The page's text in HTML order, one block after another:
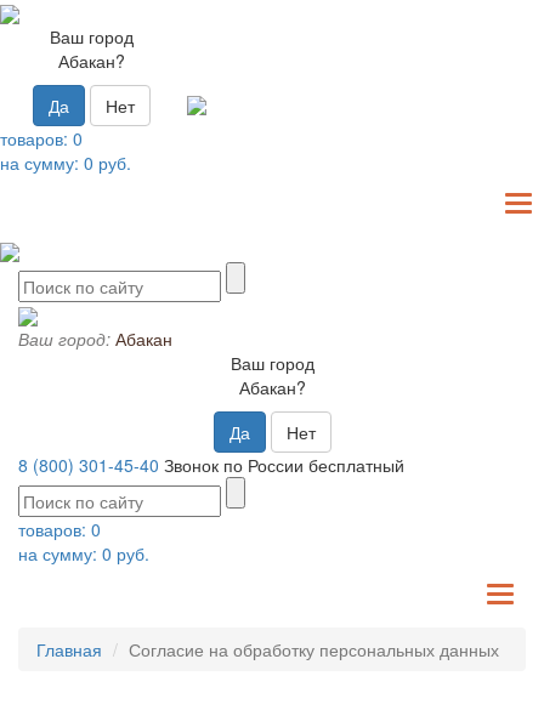
Ваш город
Абакан?
Да
Нет
товаров: 0
на сумму: 0 руб.
Ваш город: Абакан
Ваш город
Абакан?
Да
Нет
8 (800) 301-45-40 Звонок по России бесплатный
товаров: 0
на сумму: 0 руб.
Главная Согласие на обработку персональных данных